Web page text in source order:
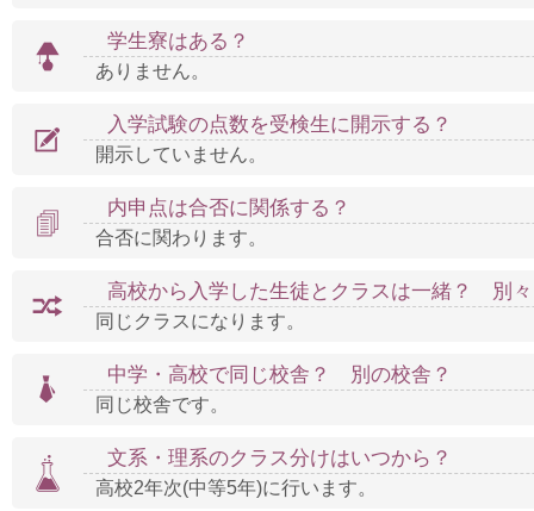
学生寮はある？
ありません。
入学試験の点数を受検生に開示する？
開示していません。
内申点は合否に関係する？
合否に関わります。
高校から入学した生徒とクラスは一緒？ 別
同じクラスになります。
中学・高校で同じ校舎？ 別の校舎？
同じ校舎です。
文系・理系のクラス分けはいつから？
高校2年次(中等5年)に行います。